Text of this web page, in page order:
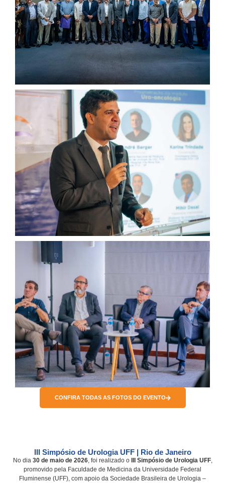
CONFIRA TODAS AS FOTOS DO EVENTO
III Simpósio de Urologia UFF | Rio de Janeiro
No dia 30 de maio de 2026, foi realizado o III Simpósio de Urologia UFF,
promovido pela Faculdade de Medicina da Universidade Federal
Fluminense (UFF), com apoio da Sociedade Brasileira de Urologia –